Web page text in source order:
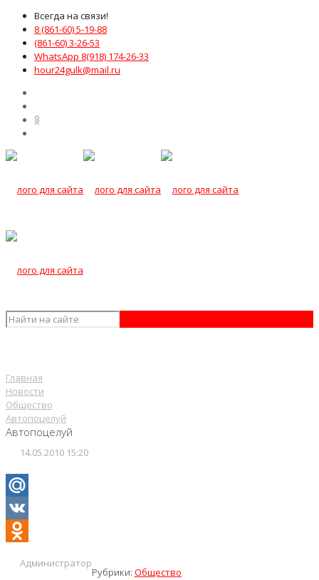
Всегда на связи!
8 (861-60) 5-19-88
(861-60) 3-26-53
WhatsApp 8(918) 174-26-33
hour24gulk@mail.ru
Главная
Новости
Общество
Автопоцелуй
Автопоцелуй
14.05.2010 15:20
Mail.Ru
VK
Администратор
Рубрики: Общество